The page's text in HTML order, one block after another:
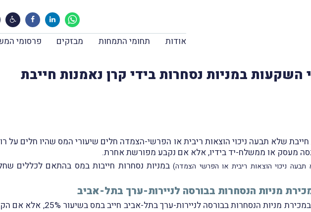
אודות תחומי התמחות מבזקים פרסומי
השקעות במניות נסחרות בידי קרן נאמנות חייבת
שלא תבעה ניכוי הוצאות ריבית או הפרשי-הצמדה חלים שיעורי המס שהיו חלים על
מעסק או ממשלח-יד בידיו, אלא אם נקבע מפורשת אחרת.
ניכוי הוצאות ריבית או הפרשי הצמדה)במניות נסחרות חייבות במס בהתאם לכללים
מניות הנסחרות בבורסה לניירות-ערך בתל-אביב
רווח-הון ריאלי שנוצר לקרן נאמנות חייבת